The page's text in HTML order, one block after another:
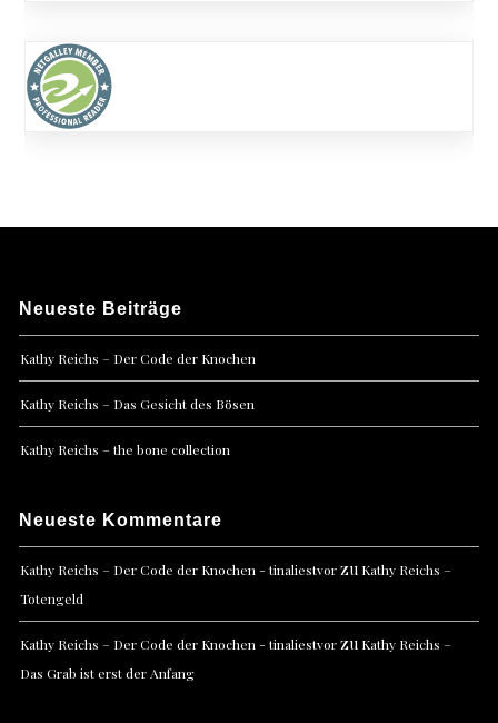
Neueste Beiträge
Kathy Reichs – Der Code der Knochen
Kathy Reichs – Das Gesicht des Bösen
Kathy Reichs – the bone collection
Neueste Kommentare
Kathy Reichs – Der Code der Knochen - tinaliestvorzu Kathy Reichs –
Totengeld
Kathy Reichs – Der Code der Knochen - tinaliestvorzu Kathy Reichs –
Das Grab ist erst der Anfang